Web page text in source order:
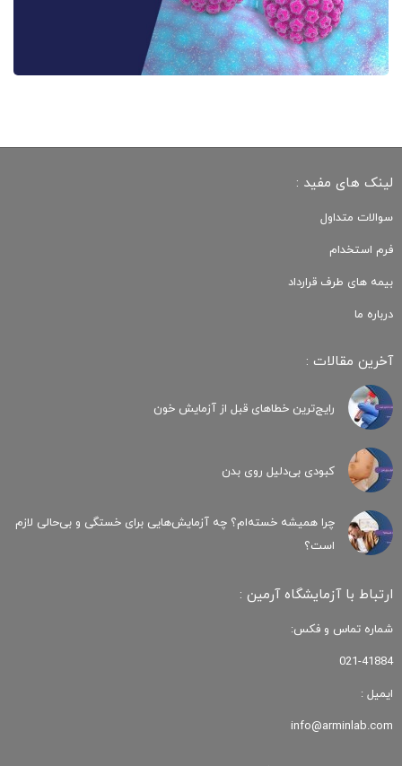
لینک های مفید :
سوالات متداول
فرم استخدام
بیمه های طرف قرارداد
درباره ما
آخرین مقالات :
رایج‌ترین خطاهای قبل از آزمایش خون
کبودی‌ بی‌دلیل روی بدن
چرا همیشه خسته‌ام؟ چه آزمایش‌هایی برای خستگی و بی‌حالی لازم
است؟
ارتباط با آزمایشگاه آرمین :
شماره تماس و فکس:
021-41884
ایمیل :
info@arminlab.com